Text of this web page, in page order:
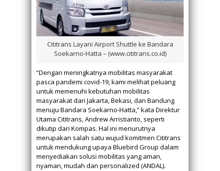
Cititrans Layani Airport Shuttle ke Bandara
Soekarno-Hatta – (www.cititrans.co.id)
“Dengan meningkatnya mobilitas masyarakat
pasca pandemi covid-19, kami melihat peluang
untuk memenuhi kebutuhan mobilitas
masyarakat dari Jakarta, Bekasi, dan Bandung
menuju Bandara Soekarno-Hatta,” kata Direktur
Utama Cititrans, Andrew Arristianto, seperti
dikutip dari Kompas. Hal ini menurutnya
merupakan salah satu wujud komitmen Cititrans
untuk mendukung upaya Bluebird Group dalam
menyediakan solusi mobilitas yang aman,
nyaman, mudah dan personalized (ANDAL).